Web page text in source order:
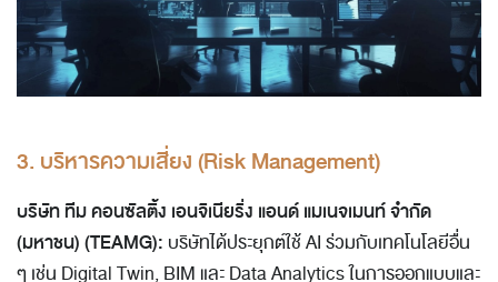
3. บริหารความเสี่ยง (Risk Management)
บริษัท ทีม คอนซัลติ้ง เอนจิเนียริ่ง แอนด์ แมเนจเมนท์ จำกัด
(มหาชน) (TEAMG): บริษัทได้ประยุกต์ใช้ AI ร่วมกับเทคโนโลยีอื่น
ๆ เช่น Digital Twin, BIM และ Data Analytics ในการออกแบบและ